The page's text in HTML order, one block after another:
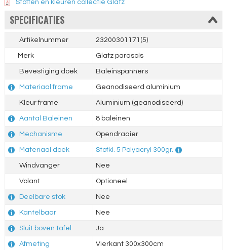
Stoffen en kleuren collectie Glatz
SPECIFICATIES
Artikelnummer 23200301171(5)
Merk Glatz parasols
Bevestiging doek Baleinspanners
Materiaal frame Geanodiseerd aluminium
Kleur frame Aluminium (geanodiseerd)
Aantal Baleinen 8 baleinen
Mechanisme Opendraaier
Materiaal doek Stofkl. 5 Polyacryl 300gr.
Windvanger Nee
Volant Optioneel
Deelbare stok Nee
Kantelbaar Nee
Sluit boven tafel Ja
Afmeting Vierkant 300x300cm